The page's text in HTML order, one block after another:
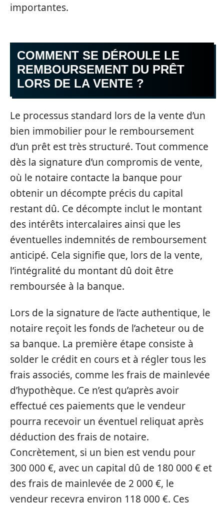
importantes.
COMMENT SE DÉROULE LE
REMBOURSEMENT DU PRÊT
LORS DE LA VENTE ?
Le processus standard lors de la vente d’un
bien immobilier pour le remboursement
d’un prêt est très structuré. Tout commence
dès la signature d’un compromis de vente,
où le notaire contacte la banque pour
obtenir un décompte précis du capital
restant dû. Ce décompte inclut le montant
des intérêts intercalaires ainsi que les
éventuelles indemnités de remboursement
anticipé. Cela signifie que, lors de la vente,
l’intégralité du montant dû doit être
remboursée à la banque.
Lors de la signature de l’acte authentique, le
notaire reçoit les fonds de l’acheteur ou de
sa banque. La première étape consiste à
solder le crédit en cours et à régler tous les
frais associés, comme les frais de mainlevée
d’hypothèque. Ce n’est qu’après avoir
effectué ces paiements que le vendeur
pourra recevoir un éventuel reliquat après
déduction des frais de notaire.
Concrètement, si un bien est vendu pour
300 000 €, avec un capital dû de 180 000 € et
des frais de mainlevée de 2 000 €, le
vendeur recevra environ 118 000 €. Ces